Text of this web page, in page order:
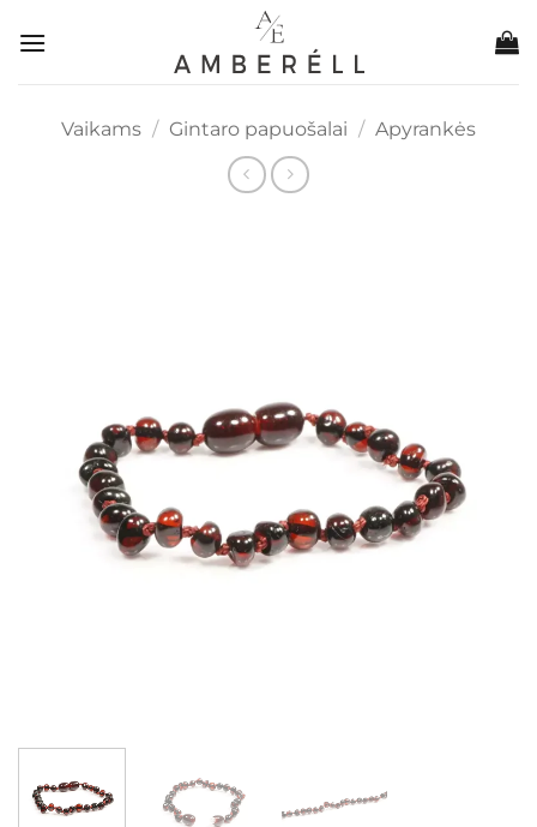
Vaikams / Gintaro papuošalai / Apyrankės